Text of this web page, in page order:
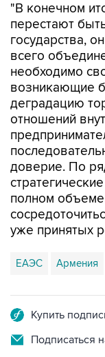
"В конечном
перестают
государства,
всего
необходимо
возникающие
деградацию
отношений
доверие. По
полном
уже принятых
ЕАЭС Армения
Купить
Подписаться